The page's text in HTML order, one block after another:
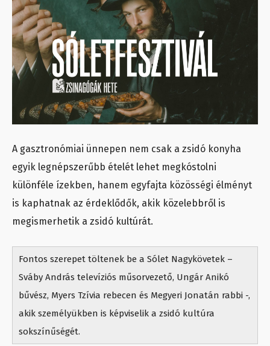
A gasztronómiai ünnepen nem csak a zsidó konyha
egyik legnépszerűbb ételét lehet megkóstolni
különféle ízekben, hanem egyfajta közösségi élményt
is kaphatnak az érdeklődők, akik közelebbről is
megismerhetik a zsidó kultúrát.
Fontos szerepet töltenek be a Sólet Nagykövetek –
Sváby András televíziós műsorvezető, Ungár Anikó
bűvész, Myers Tzívia rebecen és Megyeri Jonatán rabbi -,
akik személyükben is képviselik a zsidó kultúra
sokszínűségét.